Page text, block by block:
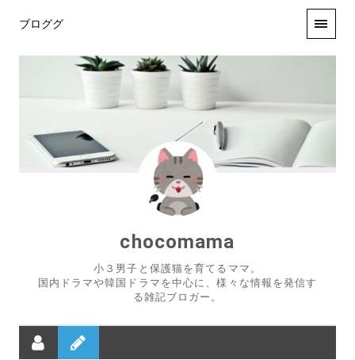
ブロググ
chocomama
小３男子と保護猫を育てるママ。
国内ドラマや韓国ドラマを中心に、様々な情報を発信す
る雑記ブロガー。